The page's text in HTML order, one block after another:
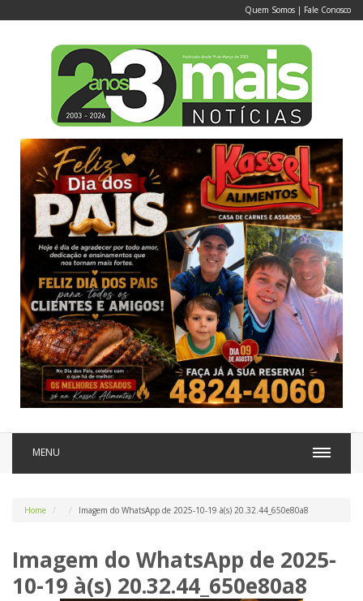
Quem Somos | Fale Conosco
MENU
Home Imagem do WhatsApp de 2025-10-19 à(s) 20.32.44_650e80a8
Imagem do WhatsApp de 2025-
10-19 à(s) 20.32.44_650e80a8